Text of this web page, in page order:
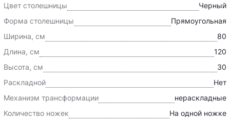
Цвет столешницы
Черный
Форма столешницы
Прямоугольная
Ширина, см
80
Длина, см
120
Высота, см
30
Раскладной
Нет
Механизм трансформации
нераскладные
Количество ножек
На одной ножке